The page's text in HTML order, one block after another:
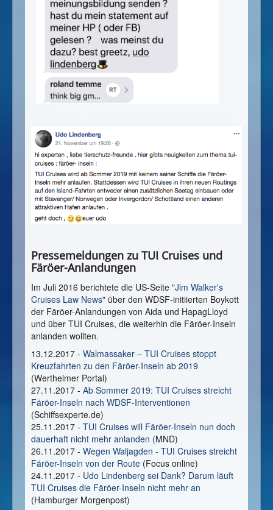
Pressemeldungen zu TUI Cruises und
Färöer-Anlandungen
Im Juli 2016 berichtete die US-Seite "Jim Walker's
Cruises Law News" über den WDSF-initiierten Boykott
der Färöer-Anlandungen von Aida und HapagLloyd
und über TUI Cruises, die weiterhin die Färöer-Inseln
anlanden wollten.
13.12.2017 - Walmassaker – TUI Cruises stoppt
Kreuzfahrten zu den Färöer-Inseln ab 2019
(Wertheimer Portal)
27.11.2017 - Ab Sommer 2019: TUI Cruises streicht
Färöer-Inseln nach WDSF-Interventionen
(Schiffsexperte.de)
25.11.2017 - TUI Cruises will Färöer-Inseln nun doch
dauerhaft nicht mehr anlanden (MND)
26.11.2017 - Wegen Waljagden - TUI Cruises streicht
Färöer-Inseln von der Route (Focus online)
24.11.2017 - Udo Lindenberg sei Dank? Darum läuft
TUI Cruises die Färöer-Inseln nicht mehr an
(Hamburger Morgenpost)